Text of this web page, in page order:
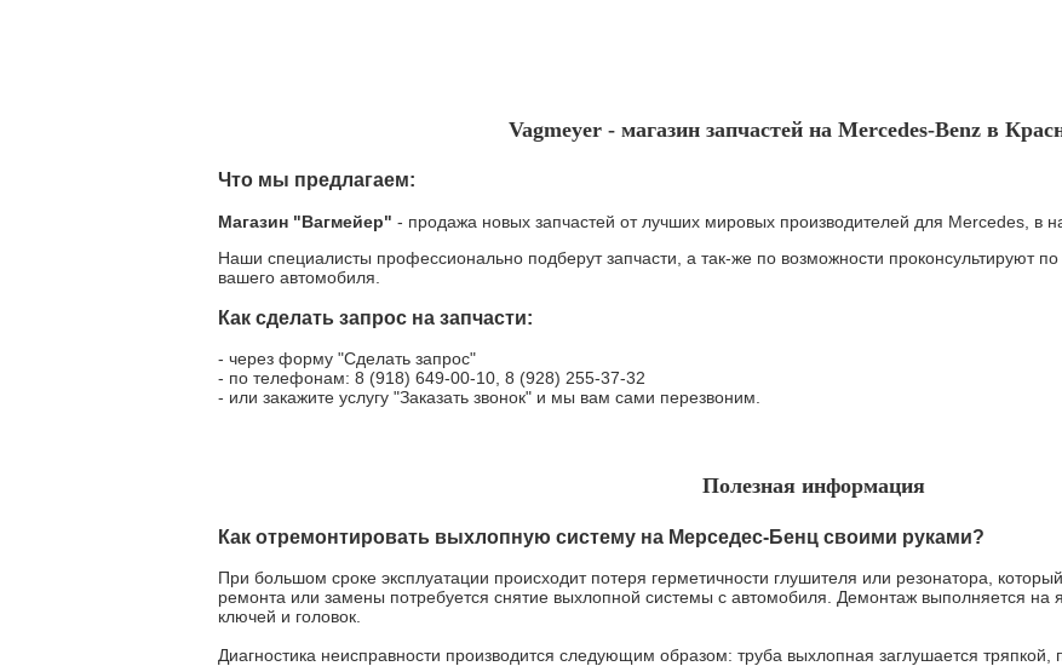
Vagmeyer - магазин запчастей на Mercedes-Benz в
Что мы предлагаем:
Магазин "Вагмейер" - продажа новых запчастей от лучших мировых производителей для Mercedes, в
Наши специалисты профессионально подберут запчасти, а так-же по возможности проконсультируют
вашего автомобиля.
Как сделать запрос на запчасти:
- через форму "Сделать запрос"
- по телефонам: 8 (918) 649-00-10, 8 (928) 255-37-32
- или закажите услугу "Заказать звонок" и мы вам сами перезвоним.
Полезная информация
Как отремонтировать выхлопную систему на Мерседес-Бенц своими руками?
При большом сроке эксплуатации происходит потеря герметичности глушителя или резонатора,
ремонта или замены потребуется снятие выхлопной системы с автомобиля. Демонтаж выполняется
ключей и головок.
Диагностика неисправности производится следующим образом: труба выхлопная заглушается тряпкой,